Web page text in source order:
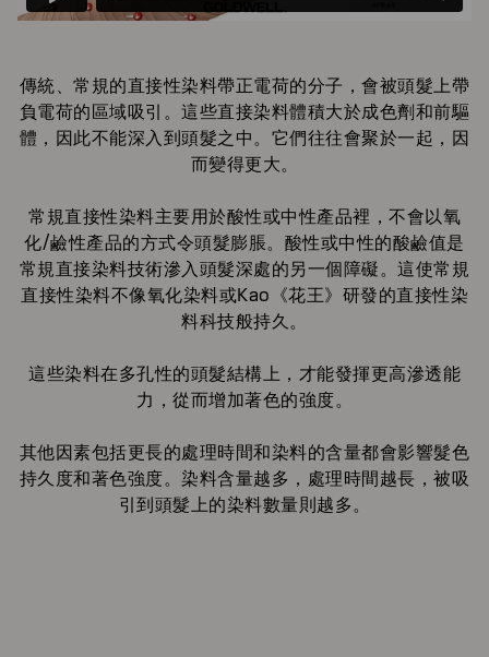
傳統、常規的直接性染料帶正電荷的分子，會被頭髮上帶
負電荷的區域吸引。這些直接染料體積大於成色劑和前驅
體，因此不能深入到頭髮之中。它們往往會聚於一起，因
而變得更大。
常規直接性染料主要用於酸性或中性產品裡，不會以氧
化/鹼性產品的方式令頭髮膨脹。酸性或中性的酸鹼值是
常規直接染料技術滲入頭髮深處的另一個障礙。這使常規
直接性染料不像氧化染料或Kao《花王》研發的直接性染
料科技般持久。
這些染料在多孔性的頭髮結構上，才能發揮更高滲透能
力，從而增加著色的強度。
其他因素包括更長的處理時間和染料的含量都會影響髮色
持久度和著色強度。染料含量越多，處理時間越長，被吸
引到頭髮上的染料數量則越多。